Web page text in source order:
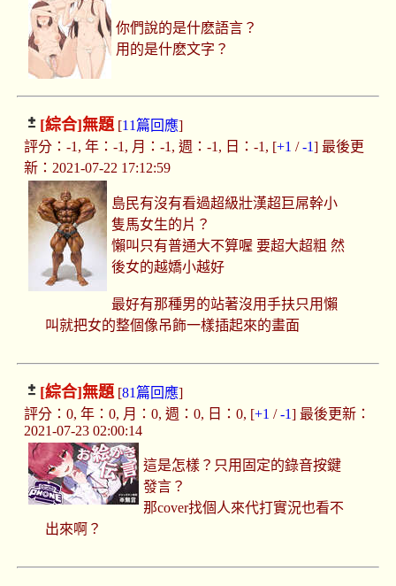
你們說的是什麽語言？
用的是什麽文字？
[綜合]無題[11篇回應]
評分：-1, 年：-1, 月：-1, 週：-1, 日：-1, [+1 /-1] 最後更
新：2021-07-22 17:12:59
島民有沒有看過超級壯漢超巨屌幹小
隻馬女生的片？
懶叫只有普通大不算喔 要超大超粗 然
後女的越嬌小越好
最好有那種男的站著沒用手扶只用懶
叫就把女的整個像吊飾一樣插起來的畫面
[綜合]無題[81篇回應]
評分：0, 年：0, 月：0, 週：0, 日：0, [+1 /-1] 最後更新：
2021-07-23 02:00:14
這是怎樣？只用固定的錄音按鍵
發言？
那cover找個人來代打實況也看不
出來啊？